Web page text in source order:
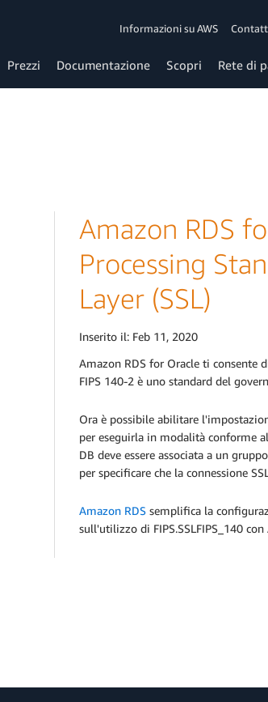
Informazioni su AWS
Prezzi Documentazione Scopri Rete di
Amazon RDS
Processing
Layer (SSL)
Inserito il: Feb 11, 2020
Amazon RDS for Oracle ti consente
FIPS 140-2 è uno standard del
Ora è possibile abilitare
per eseguirla in modalità conforme
DB deve essere associata a un
per specificare che la connessione
Amazon RDS semplifica la
sull'utilizzo di FIPS.SSLFIPS_140